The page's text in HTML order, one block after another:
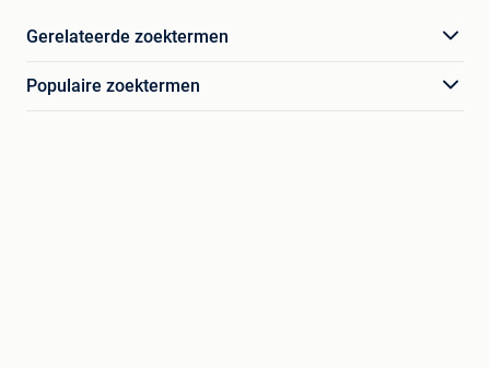
Gerelateerde zoektermen
Populaire zoektermen